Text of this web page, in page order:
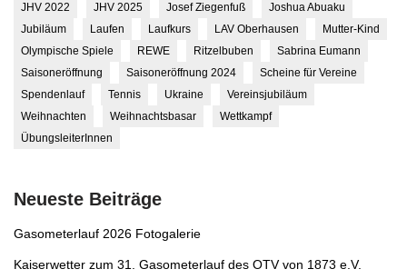
JHV 2022
JHV 2025 Josef Ziegenfuß
Joshua Abuaku
Jubiläum
Laufen Laufkurs LAV Oberhausen
Mutter-Kind
Olympische Spiele
REWE Ritzelbuben
Sabrina Eumann
Saisoneröffnung
Saisoneröffnung 2024
Scheine für Vereine
Spendenlauf
Tennis Ukraine
Vereinsjubiläum
Weihnachten
Weihnachtsbasar
Wettkampf
ÜbungsleiterInnen
Neueste Beiträge
Gasometerlauf 2026 Fotogalerie
Kaiserwetter zum 31. Gasometerlauf des OTV von 1873 e.V.